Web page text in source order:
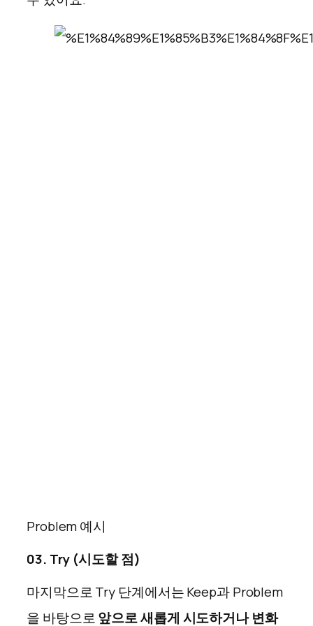
Problem 예시
03. Try (시도할 점)
마지막으로 Try 단계에서는 Keep과 Problem
을 바탕으로앞으로 새롭게 시도하거나 변화